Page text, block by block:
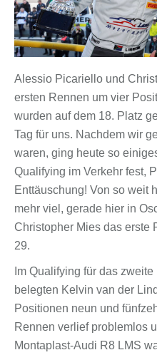
Alessio Picariello und
ersten Rennen um vier
wurden auf dem 18. Platz
Tag für uns. Nachdem wir
waren, ging heute so
Qualifying im Verkehr fest,
Enttäuschung! Von so weit
mehr viel, gerade hier in
Christopher Mies das erste
29.
Im Qualifying für das
belegten Kelvin van der
Positionen neun und
Rennen verlief problemlos
Montaplast-Audi R8 LMS